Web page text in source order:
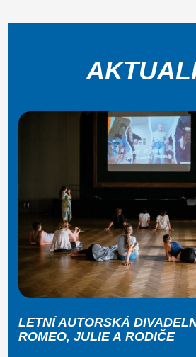
LETNÍ AUTORSKÁ
ROMEO, JULIE A RODIČE